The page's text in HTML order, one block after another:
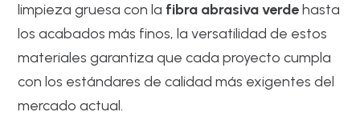
limpieza gruesa con la fibra abrasiva verdehasta
los acabados más finos, la versatilidad de estos
materiales garantiza que cada proyecto cumpla
con los estándares de calidad más exigentes del
mercado actual.